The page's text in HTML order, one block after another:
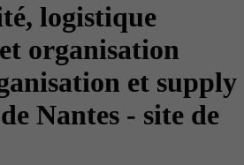
logistique
organisation
et supply
Nantes - site de